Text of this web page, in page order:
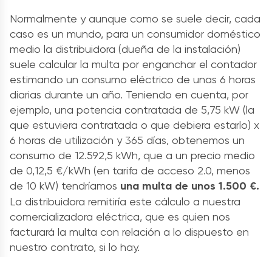
Normalmente y aunque como se suele decir, cada
caso es un mundo, para un consumidor doméstico
medio la distribuidora (dueña de la instalación)
suele calcular la multa por enganchar el contador
estimando un consumo eléctrico de unas 6 horas
diarias durante un año. Teniendo en cuenta, por
ejemplo, una potencia contratada de 5,75 kW (la
que estuviera contratada o que debiera estarlo) x
6 horas de utilización y 365 días, obtenemos un
consumo de 12.592,5 kWh, que a un precio medio
de 0,12,5 €/kWh (en tarifa de acceso 2.0, menos
de 10 kW) tendríamos una multa de unos 1.500 €.
La distribuidora remitiría este cálculo a nuestra
comercializadora eléctrica, que es quien nos
facturará la multa con relación a lo dispuesto en
nuestro contrato, si lo hay.